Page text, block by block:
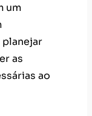
um
planejar
as
ao